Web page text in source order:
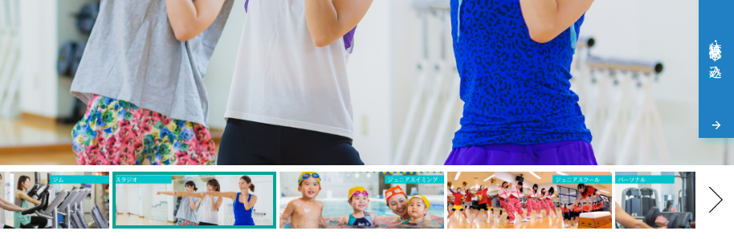
体験・見学申し込み